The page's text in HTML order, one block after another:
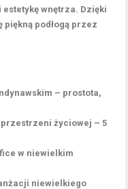
wnętrza. Dzięki
podłogą przez
– prostota,
życiowej – 5
w niewielkim
niewielkiego